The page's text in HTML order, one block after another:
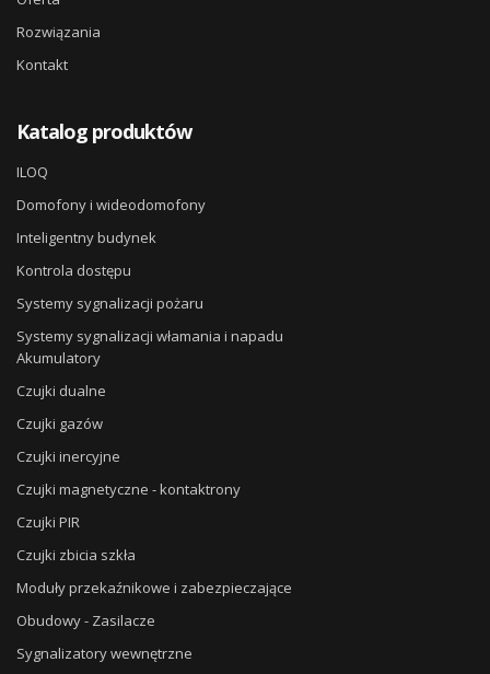
Rozwiązania
Kontakt
Katalog produktów
ILOQ
Domofony i wideodomofony
Inteligentny budynek
Kontrola dostępu
Systemy sygnalizacji pożaru
Systemy sygnalizacji włamania i napadu
Akumulatory
Czujki dualne
Czujki gazów
Czujki inercyjne
Czujki magnetyczne - kontaktrony
Czujki PIR
Czujki zbicia szkła
Moduły przekaźnikowe i zabezpieczające
Obudowy - Zasilacze
Sygnalizatory wewnętrzne